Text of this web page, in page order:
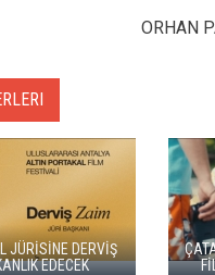
ORHAN
KOZA'DA JÜRİ
OLCAY